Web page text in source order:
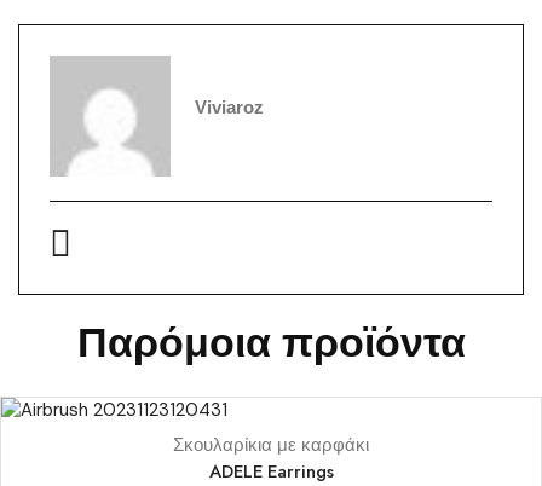
Viviaroz
Παρόμοια προϊόντα
Σκουλαρίκια με καρφάκι
ADELE Earrings